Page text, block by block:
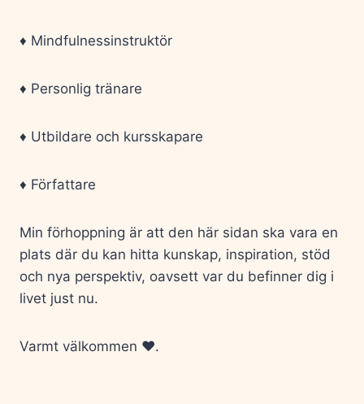
♦️ Mindfulnessinstruktör
♦️ Personlig tränare
♦️ Utbildare och kursskapare
♦️ Författare
Min förhoppning är att den här sidan ska vara en
plats där du kan hitta kunskap, inspiration, stöd
och nya perspektiv, oavsett var du befinner dig i
livet just nu.
Varmt välkommen ❤️.